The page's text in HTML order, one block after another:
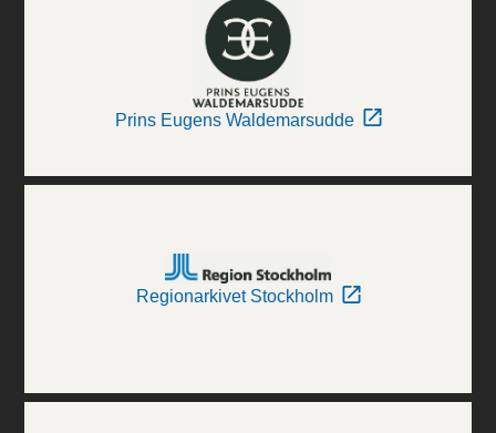
Prins Eugens Waldemarsudde
Regionarkivet Stockholm